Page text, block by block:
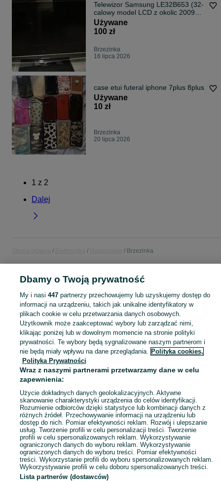
Telewizor Samsung LE32B653 (32-
calowy model LCD z okolic 2009
roku).
Używane
100 zł
Brzezinka
16 lipca 2026
case etui futeral iphone 7plus 8plus
Używane
10 zł
Brzezinka
20 lipca 2026
1 z 2
Dalej
Brzezinka
ELEKTRONIKA
KATEGORIA
Zobacz
Mapa kategorii
Mapa miejscowości
Mapa ministron
Popularne wyszukiwania
Dbamy o Twoją prywatność
My i nasi 447partnerzy przechowujemy lub uzyskujemy dostęp do
informacji na urządzeniu, takich jak unikalne identyfikatory w
plikach cookie w celu przetwarzania danych osobowych.
Użytkownik może zaakceptować wybory lub zarządzać nimi,
klikając poniżej lub w dowolnym momencie na stronie polityki
prywatności. Te wybory będą sygnalizowane naszym partnerom i
nie będą miały wpływu na dane przeglądania. Polityka cookies,
Polityka Prywatności
Wraz z naszymi partnerami przetwarzamy dane w celu
zapewnienia:
Użycie dokładnych danych geolokalizacyjnych. Aktywne
skanowanie charakterystyki urządzenia do celów identyfikacji.
Rozumienie odbiorców dzięki statystyce lub kombinacji danych z
różnych źródeł. Przechowywanie informacji na urządzeniu lub
dostęp do nich. Pomiar efektywności reklam. Rozwój i ulepszanie
usług. Tworzenie profili w celu personalizacji treści. Tworzenie
profili w celu spersonalizowanych reklam. Wykorzystywanie
ograniczonych danych do wyboru reklam. Wykorzystywanie
ograniczonych danych do wyboru treści. Pomiar efektywności
treści. Wykorzystanie profili do wyboru spersonalizowanych reklam.
Wykorzystywanie profili w celu doboru spersonalizowanych treści.
Lista partnerów (dostawców)